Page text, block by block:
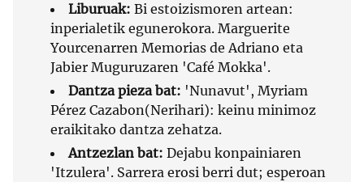
Liburuak: Bi estoizismoren artean:
inperialetik egunerokora. Marguerite
Yourcenarren Memorias de Adriano eta
Jabier Muguruzaren 'Café Mokka'.
Dantza pieza bat: 'Nunavut', Myriam
Pérez Cazabon(Nerihari): keinu minimoz
eraikitako dantza zehatza.
Antzezlan bat: Dejabu konpainiaren
'Itzulera'. Sarrera erosi berri dut; esperoan